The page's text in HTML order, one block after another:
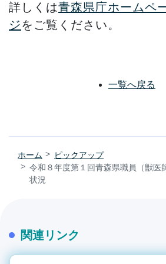
詳しくは青森県庁ホームペ
ジをご覧ください。
一覧へ戻る
ホーム
ピックアップ
令和８年度第１回青森県職員（獣医
状況
関連リンク